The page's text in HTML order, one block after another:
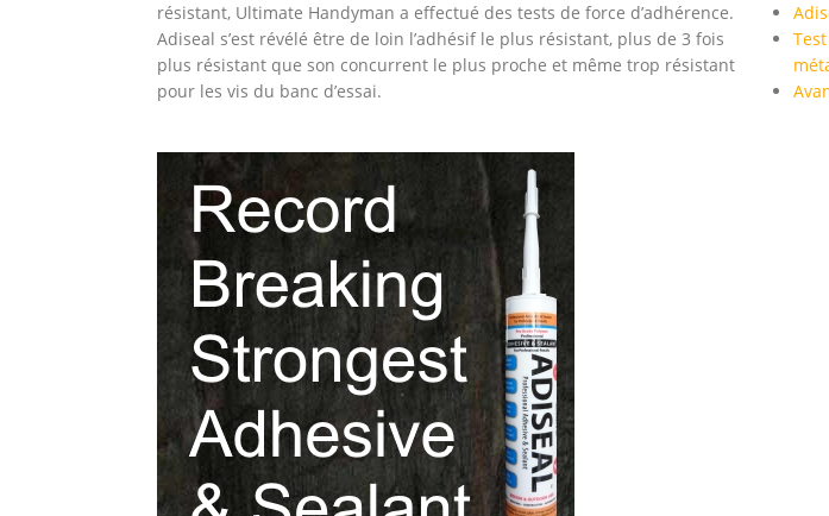
résistant, Ultimate Handyman a effectué des tests de force d’adhérence.
Adiseal s’est révélé être de loin l’adhésif le plus résistant, plus de 3 fois
plus résistant que son concurrent le plus proche et même trop résistant
pour les vis du banc d’essai.